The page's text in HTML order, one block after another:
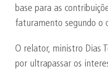
base para as
faturamento segundo o
O relator, ministro Dias
por ultrapassar os